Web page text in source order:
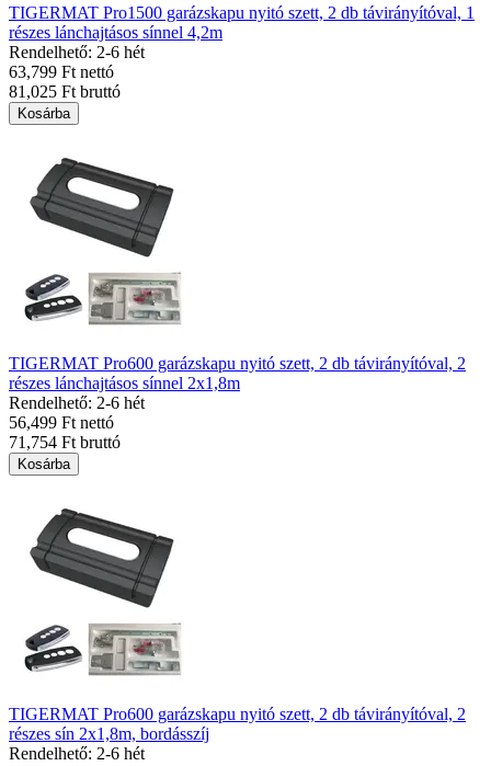
TIGERMAT Pro1500 garázskapu nyitó szett, 2 db távirányítóval, 1
részes lánchajtásos sínnel 4,2m
Rendelhető: 2-6 hét
63,799 Ft nettó
81,025 Ft bruttó
Kosárba
TIGERMAT Pro600 garázskapu nyitó szett, 2 db távirányítóval, 2
részes lánchajtásos sínnel 2x1,8m
Rendelhető: 2-6 hét
56,499 Ft nettó
71,754 Ft bruttó
Kosárba
TIGERMAT Pro600 garázskapu nyitó szett, 2 db távirányítóval, 2
részes sín 2x1,8m, bordásszíj
Rendelhető: 2-6 hét